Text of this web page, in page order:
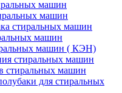
машин
машин
стиральных машин
машин
машин ( КЭН)
стиральных машин
стиральных машин
для стиральных